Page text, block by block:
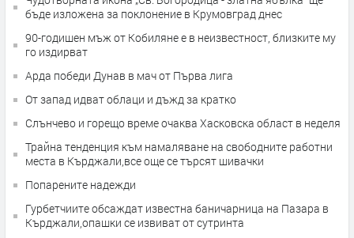
бъде изложена за поклонение в Крумовград днес
90-годишен мъж от Кобиляне е в неизвестност, близките му
го издирват
Арда победи Дунав в мач от Първа лига
От запад идват облаци и дъжд за кратко
Слънчево и горещо време очаква Хасковска област в неделя
Трайна тенденция към намаляване на свободните работни
места в Кърджали,все още се търсят шивачки
Попарените надежди
Гурбетчиите обсаждат известна баничарница на Пазара в
Кърджали,опашки се извиват от сутринта